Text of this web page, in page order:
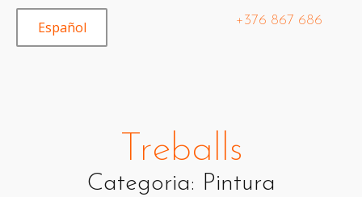
Español +376 867 686
Treballs
Categoria: Pintura